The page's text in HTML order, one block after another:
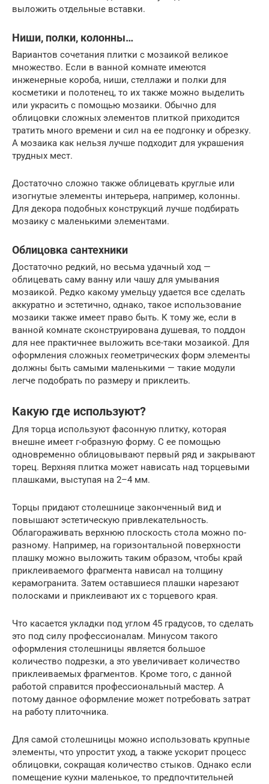
выложить отдельные вставки.
Ниши, полки, колонны…
Вариантов сочетания плитки с мозаикой великое
множество. Если в ванной комнате имеются
инженерные короба, ниши, стеллажи и полки для
косметики и полотенец, то их также можно выделить
или украсить с помощью мозаики. Обычно для
облицовки сложных элементов плиткой приходится
тратить много времени и сил на ее подгонку и обрезку.
А мозаика как нельзя лучше подходит для украшения
трудных мест.
Достаточно сложно также облицевать круглые или
изогнутые элементы интерьера, например, колонны.
Для декора подобных конструкций лучше подбирать
мозаику с маленькими элементами.
Облицовка сантехники
Достаточно редкий, но весьма удачный ход —
облицевать саму ванну или чашу для умывания
мозаикой. Редко какому умельцу удается все сделать
аккуратно и эстетично, однако, такое использование
мозаики также имеет право быть. К тому же, если в
ванной комнате сконструирована душевая, то поддон
для нее практичнее выложить все-таки мозаикой. Для
оформления сложных геометрических форм элементы
должны быть самыми маленькими — такие модули
легче подобрать по размеру и приклеить.
Какую где используют?
Для торца используют фасонную плитку, которая
внешне имеет г-образную форму. С ее помощью
одновременно облицовывают первый ряд и закрывают
торец. Верхняя плитка может нависать над торцевыми
плашками, выступая на 2–4 мм.
Торцы придают столешнице законченный вид и
повышают эстетическую привлекательность.
Облагораживать верхнюю плоскость стола можно по-
разному. Например, на горизонтальной поверхности
плашку можно выложить таким образом, чтобы край
приклеиваемого фрагмента нависал на толщину
керамогранита. Затем оставшиеся плашки нарезают
полосками и приклеивают их с торцевого края.
Что касается укладки под углом 45 градусов, то сделать
это под силу профессионалам. Минусом такого
оформления столешницы является большое
количество подрезки, а это увеличивает количество
приклеиваемых фрагментов. Кроме того, с данной
работой справится профессиональный мастер. А
потому данное оформление может потребовать затрат
на работу плиточника.
Для самой столешницы можно использовать крупные
элементы, что упростит уход, а также ускорит процесс
облицовки, сокращая количество стыков. Однако если
помещение кухни маленькое, то предпочтительней